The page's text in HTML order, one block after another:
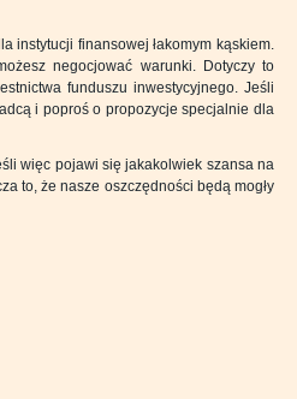
instytucji finansowej łakomym kąskiem.
negocjować warunki. Dotyczy to
funduszu inwestycyjnego. Jeśli
i poproś o propozycje specjalnie dla
więc pojawi się jakakolwiek szansa na
to, że nasze oszczędności będą mogły